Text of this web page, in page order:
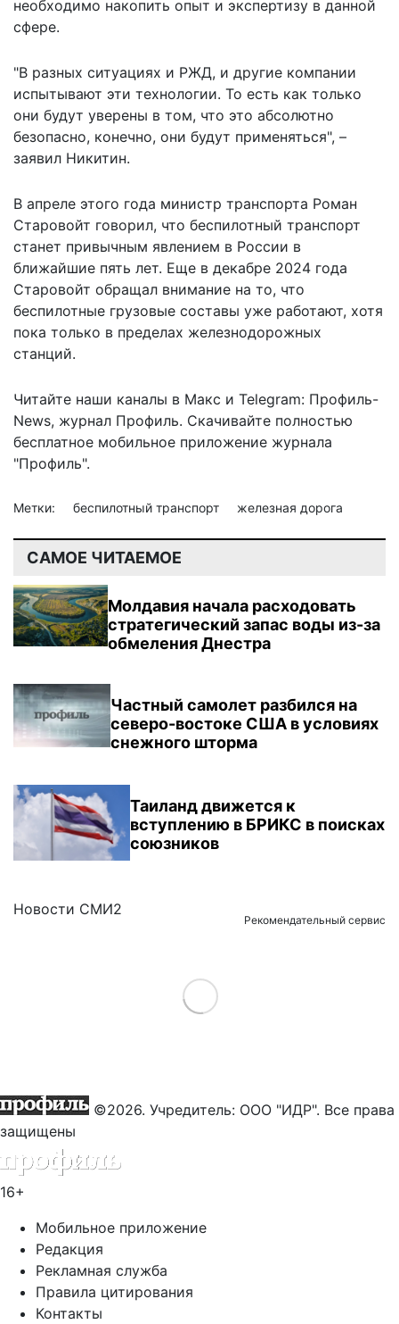
необходимо накопить опыт и экспертизу в данной
сфере.
"В разных ситуациях и РЖД, и другие компании
испытывают эти технологии. То есть как только
они будут уверены в том, что это абсолютно
безопасно, конечно, они будут применяться", –
заявил Никитин.
В апреле этого года министр транспорта Роман
Старовойт говорил, что беспилотный транспорт
станет привычным явлением в России в
ближайшие пять лет. Еще в декабре 2024 года
Старовойт обращал внимание на то, что
беспилотные грузовые составы уже работают, хотя
пока только в пределах железнодорожных
станций.
Читайте наши каналы в Макс и Telegram: Профиль-
News, журнал Профиль. Скачивайте полностью
бесплатное мобильное приложение журнала
"Профиль".
Метки: беспилотный транспорт железная дорога
САМОЕ ЧИТАЕМОЕ
Молдавия начала расходовать
стратегический запас воды из-за
обмеления Днестра
Частный самолет разбился на
северо-востоке США в условиях
снежного шторма
Таиланд движется к
вступлению в БРИКС в поисках
союзников
Новости СМИ2
Рекомендательный сервис
Load More
©2026. Учредитель: ООО "ИДР". Все права
защищены
16+
Мобильное приложение
Редакция
Рекламная служба
Правила цитирования
Контакты